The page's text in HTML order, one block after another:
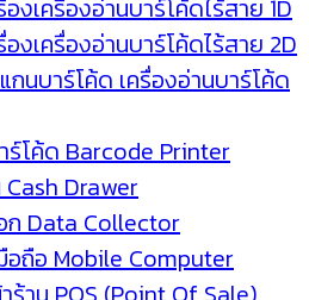
องเครื่องอ่านบาร์โค้ดไร้สาย 1D
องเครื่องอ่านบาร์โค้ดไร้สาย 2D
กนบาร์โค้ด เครื่องอ่านบาร์โค้ด
ร์โค้ด Barcode Printer
Drawer
ก Data Collector
อถือ Mobile Computer